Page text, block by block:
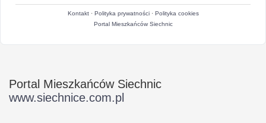
Kontakt· Polityka prywatności· Polityka cookies
Portal Mieszkańców Siechnic
Portal Mieszkańców Siechnic
www.siechnice.com.pl